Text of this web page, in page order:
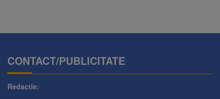
CONTACT/PUBLICITATE
Redactie: